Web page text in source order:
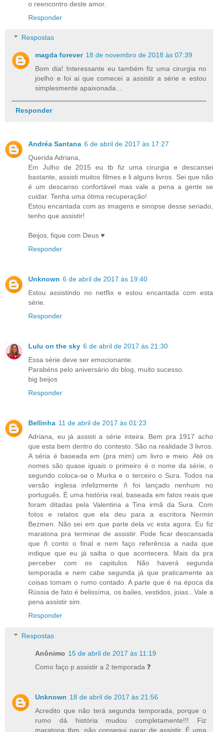
o reencontro deste amor.
Responder
Respostas
magda forever 18 de novembro de 2018 às 07:39
Bom dia! Interessante eu também fiz uma cirurgia no
joelho e foi ai que comecei a assistir a série e estou
simplesmente apaixonada...
Responder
Andréa Santana 6 de abril de 2017 às 17:27
Querida Adriana,
Em Julho de 2015 eu tb fiz uma cirurgia e descansei
bastante, assisti muitos filmes e li alguns livros. Sei que não
é um descanso confortável mas vale a pena a gente se
cuidar. Tenha uma ótima recuperação!
Estou encantada com as imagens e sinopse desse seriado,
tenho que assistir!
Beijos, fique com Deus ♥
Responder
Unknown 6 de abril de 2017 às 19:40
Estou assistindo no netflix e estou encantada com esta
série.
Responder
Lulu on the sky 6 de abril de 2017 às 21:30
Essa série deve ser emocionante.
Parabéns pelo aniversário do blog, muito sucesso.
big beijos
Responder
Bellinha 11 de abril de 2017 às 01:23
Adriana, eu já assisti a série inteira. Bem pra 1917 acho
que esta bem dentro do contesto. São na realidade 3 livros.
A séria é baseada em (pra mim) um livro e meio. Até os
nomes são quase iguais o primeiro é o nome da série, o
segundo coloca-se o Murka e o terceiro o Sura. Todos na
versão inglesa infelizmente ñ foi lançado nenhum no
português. É uma história real, baseada em fatos reais que
foram ditadas pela Valentina a Tina irmã da Sura. Com
fotos e relatos que ela deu para a escritora Nermin
Bezmen. Não sei em que parte dela vc esta agora. Eu fiz
maratona pra terminar de assistir. Pode ficar descansada
que ñ conto o final e nem faço referência a nada que
indique que eu já saiba o que acontecera. Mais da pra
perceber com os capitulos. Não haverá segunda
temporada e nem cabe segunda já que praticamente as
coisas tomam o rumo contado. A parte que é na época da
Rússia de fato é belissíma, os bailes, vestidos, joias...Vale a
pena assistir sim.
Responder
Respostas
Anônimo 15 de abril de 2017 às 11:19
Como faço p assistir a 2 temporada ❓
Unknown 18 de abril de 2017 às 21:56
Acredito que não terá segunda temporada, porque o
rumo dá história mudou completamente!!! Fiz
maratona tbm, não consegui parar de assistir. É uma